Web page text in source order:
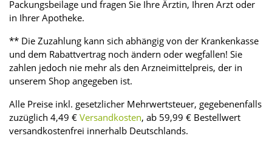
Packungsbeilage und fragen Sie Ihre Ärztin, Ihren Arzt oder
in Ihrer Apotheke.
** Die Zuzahlung kann sich abhängig von der Krankenkasse
und dem Rabattvertrag noch ändern oder wegfallen! Sie
zahlen jedoch nie mehr als den Arzneimittelpreis, der in
unserem Shop angegeben ist.
Alle Preise inkl. gesetzlicher Mehrwertsteuer, gegebenenfalls
zuzüglich 4,49 € Versandkosten, ab 59,99 € Bestellwert
versandkostenfrei innerhalb Deutschlands.